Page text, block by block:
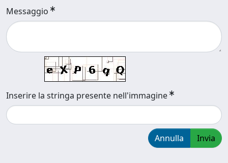
Messaggio
Inserire la stringa presente nell'immagine
Annulla Invia